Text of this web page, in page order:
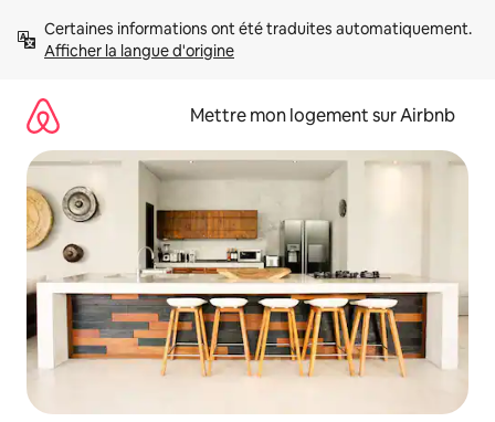
directement
Afficher la langue d'origine
Mettre mon logement sur Airbnb